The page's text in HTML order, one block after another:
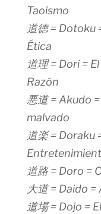
Taoismo
道徳 = Dotoku
Ética
道理 = Dori =
Razón
悪道 = Akudo
malvado
道楽 = Doraku
道路 = Doro =
大道 = Daido =
道場 = Dojo =